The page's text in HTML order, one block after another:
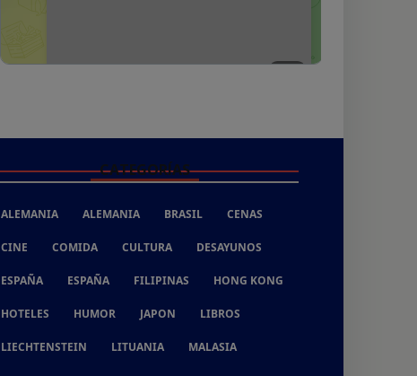
CATEGORÍAS
ALEMANIA ALEMANIA BRASIL CENAS
CINE COMIDA CULTURA DESAYUNOS
ESPAÑA ESPAÑA FILIPINAS HONG KONG
HOTELES HUMOR JAPON LIBROS
LIECHTENSTEIN LITUANIA MALASIA